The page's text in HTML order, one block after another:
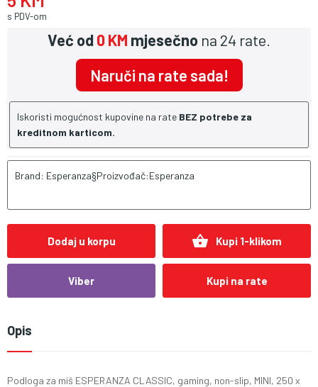
s PDV-om
Već od0 KM mjesečno na 24 rate.
Naruči na rate sada!
Iskoristi mogućnost kupovine na rate BEZ potrebe za
kreditnom karticom.
Brand: Esperanza§Proizvođač:Esperanza
Dodaj u korpu shopping_basket Kupi 1-klikom
Viber Kupi na rate
Opis
Podloga za miš ESPERANZA CLASSIC, gaming, non-slip, MINI, 250 x